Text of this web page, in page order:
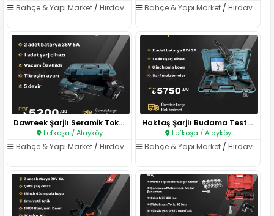
Bahçe & Yapı Market / Hırdavat & El Aletleri Bahçe & Yapı Market /Hırdavat & El Aletleri
Dawreek Şarjlı Seramik Tokmağı..
Lefkoşa / Alayköy
Bahçe & Yapı Market / Hırdavat & El Aletleri
Haktaş Şarjlı Budama Testere 2..
Lefkoşa / Alayköy
Bahçe & Yapı Market /Hırdavat & El Aletleri